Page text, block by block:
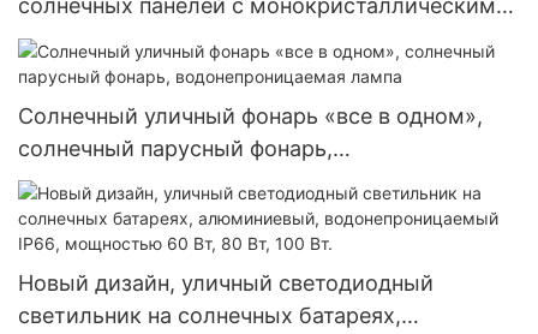
солнечных панелей с монокристаллическими
элементами диаметром 182 мм, мощностью
300 Вт, 360 Вт и 400 Вт.
Солнечный уличный фонарь «все в одном»,
солнечный парусный фонарь,
водонепроницаемая лампа
Новый дизайн, уличный светодиодный
светильник на солнечных батареях,